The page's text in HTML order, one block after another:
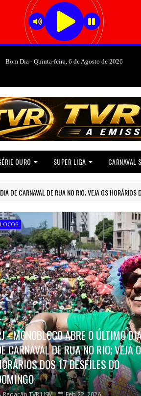
Bom Dia - Quinta-feira, 6 de Agosto de 2026
OURO SUPER LIGA CARNAVAL
DE RUA NO RIO; VEJA OS HORÁRIOS DOS 17
- MONOBLOCO ABRE O ÚLTIMO
CARNAVAL DE RUA NO RIO; VEJA
DOS 17 DESFILES DO
Redação TVR USM Feb 22, 2026